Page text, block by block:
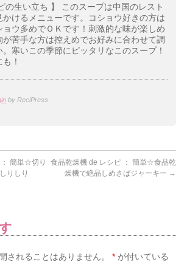
の生い立ち 】 このスープは中国のレスト
かけるメニューです。コショウ好きの方は
ョウ多めでＯＫです！刺激的な味が楽しめ
が苦手な方は控えめでお好みに合わせて調
寒いこの季節にピッタリなこのスープ！
！
by ReciPress
簡単☆切り
りしり
食品乾燥機 de レシピ ： 簡単☆食品乾
燥機で絶品しめさばジャーキー →
されることはありません。 * が付いている